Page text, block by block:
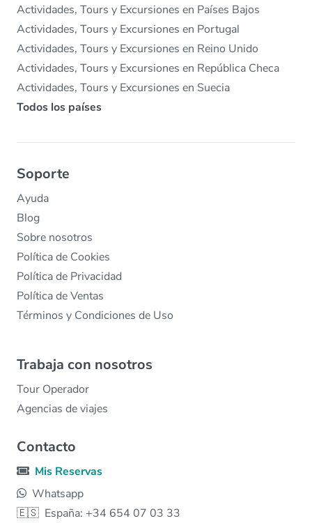
Actividades, Tours y Excursiones en Países Bajos
Actividades, Tours y Excursiones en Portugal
Actividades, Tours y Excursiones en Reino Unido
Actividades, Tours y Excursiones en República Checa
Actividades, Tours y Excursiones en Suecia
Todos los países
Soporte
Ayuda
Blog
Sobre nosotros
Política de Cookies
Política de Privacidad
Política de Ventas
Términos y Condiciones de Uso
Trabaja con nosotros
Tour Operador
Agencias de viajes
Contacto
Mis Reservas
Whatsapp
🇪🇸 España: +34 654 07 03 33